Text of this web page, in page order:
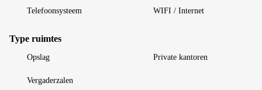
Telefoonsysteem WIFI / Internet
Type ruimtes
Opslag Private kantoren
Vergaderzalen